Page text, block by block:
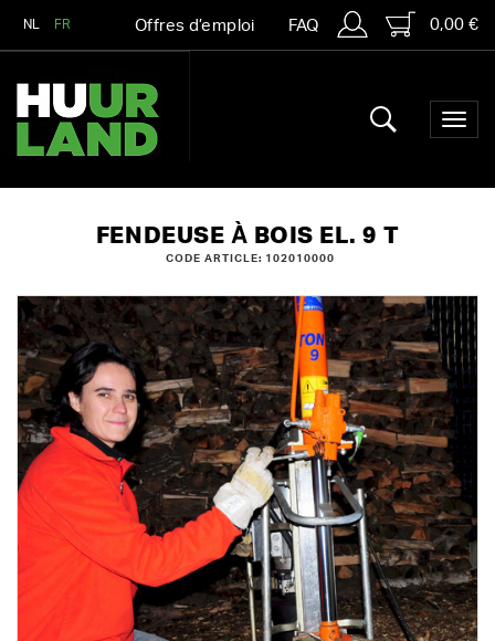
NL FR Offres d’emploi FAQ 0,00 €
FENDEUSE À BOIS EL. 9 T
CODE ARTICLE: 102010000